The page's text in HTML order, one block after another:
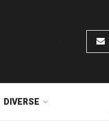
DIVERSE